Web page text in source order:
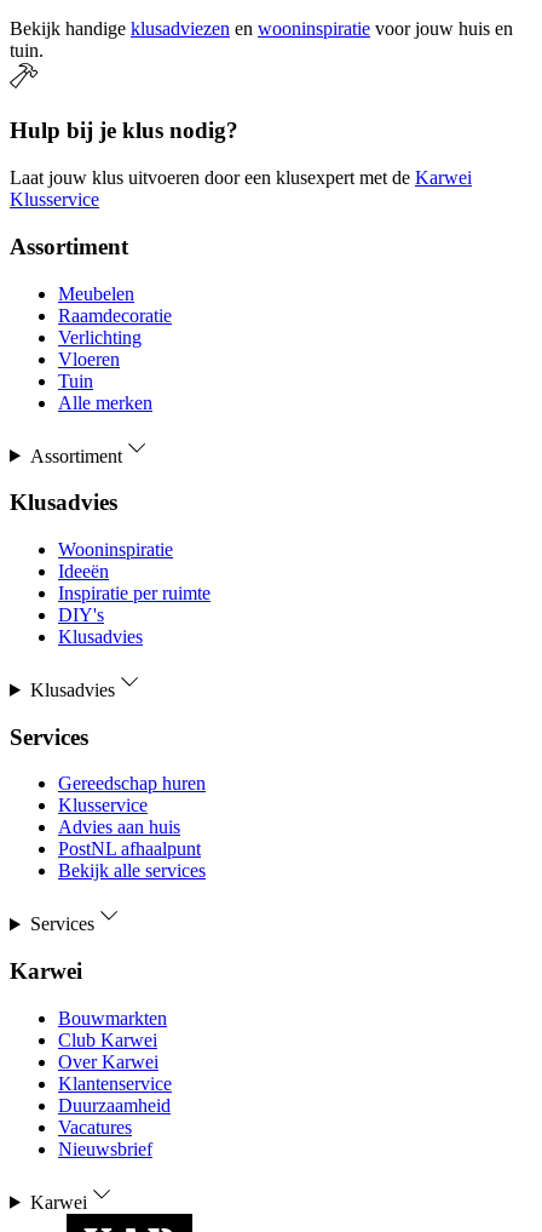
Bekijk handige klusadviezen en wooninspiratie voor jouw huis en
tuin.
Hulp bij je klus nodig?
Laat jouw klus uitvoeren door een klusexpert met de Karwei
Klusservice
Assortiment
Meubelen
Raamdecoratie
Verlichting
Vloeren
Tuin
Alle merken
Assortiment
Klusadvies
Wooninspiratie
Ideeën
Inspiratie per ruimte
DIY's
Klusadvies
Klusadvies
Services
Gereedschap huren
Klusservice
Advies aan huis
PostNL afhaalpunt
Bekijk alle services
Services
Karwei
Bouwmarkten
Club Karwei
Over Karwei
Klantenservice
Duurzaamheid
Vacatures
Nieuwsbrief
Karwei